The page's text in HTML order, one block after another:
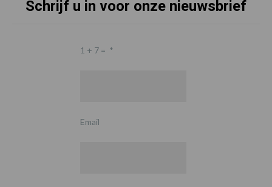
Schrijf u in voor onze nieuwsbrief
1 + 7 = *
Email